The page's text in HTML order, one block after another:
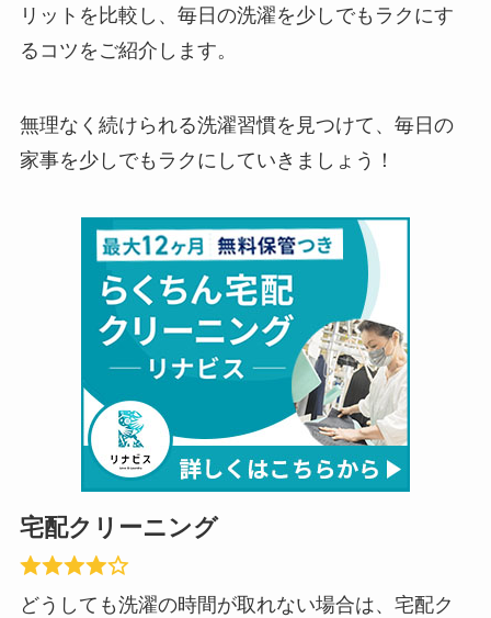
リットを比較し、毎日の洗濯を少しでもラクにす
るコツをご紹介します。
無理なく続けられる洗濯習慣を見つけて、毎日の
家事を少しでもラクにしていきましょう！
宅配クリーニング
どうしても洗濯の時間が取れない場合は、宅配ク